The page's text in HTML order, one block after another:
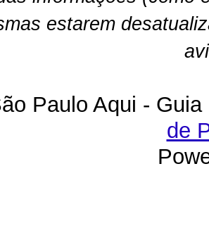
estarem
Paulo Aqui -
de